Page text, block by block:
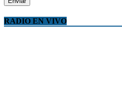
RADIO EN VIVO